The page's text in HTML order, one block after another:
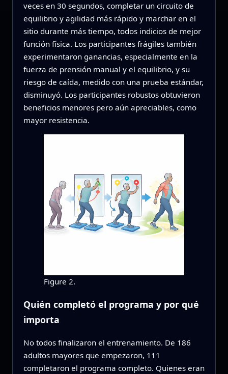
veces en 30 segundos, completar un circuito de
equilibrio y agilidad más rápido y marchar en el
sitio durante más tiempo, todos indicios de mejor
función física. Los participantes frágiles también
experimentaron ganancias, especialmente en la
fuerza de prensión manual y el equilibrio, y su
riesgo de caída, medido con una prueba estándar,
disminuyó. Los participantes robustos obtuvieron
beneficios menores pero aún apreciables, como
mayor resistencia.
Figure 2.
Quién completó el programa y por qué
importa
No todos finalizaron el entrenamiento. De 186
adultos mayores que empezaron, 111
completaron el programa completo. Quienes eran